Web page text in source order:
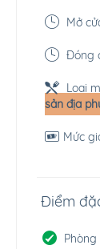
Mở
Đóng
Loại
sản địa
Mức
Điểm
Phòng